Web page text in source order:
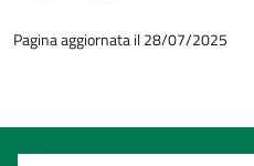
Pagina aggiornata il 28/07/2025